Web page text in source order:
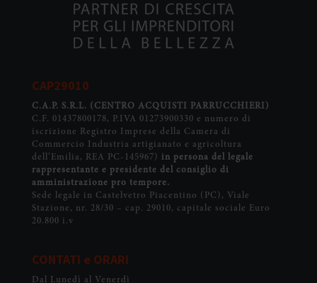
CAP29010
C.A.P. S.R.L. (CENTRO ACQUISTI PARRUCCHIERI)
C.F. 01437800178, P.IVA 01273900330 e numero di
iscrizione Registro Imprese della Camera di
Commercio Industria artigianato e agricoltura
dell’Emilia, REA PC-145967) in persona del legale
rappresentante e presidente del consiglio di
amministrazione pro tempore.
Sede legale in Castelvetro Piacentino (PC), Viale
Stazione, nr. 28/30 – cap. 29010, capitale sociale Euro
20.800 i.v
CONTATI e ORARI
Dal Lunedì al Venerdì